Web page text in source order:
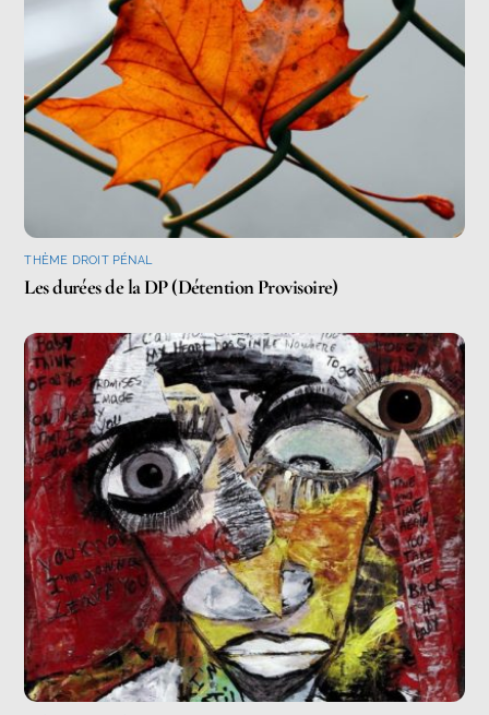
THÈME DROIT PÉNAL
Les durées de la DP (Détention Provisoire)